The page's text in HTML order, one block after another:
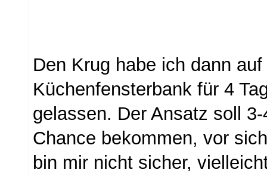
Den Krug habe ich dann
Küchenfensterbank für 4
gelassen. Der Ansatz soll
Chance bekommen, vor
bin mir nicht sicher,